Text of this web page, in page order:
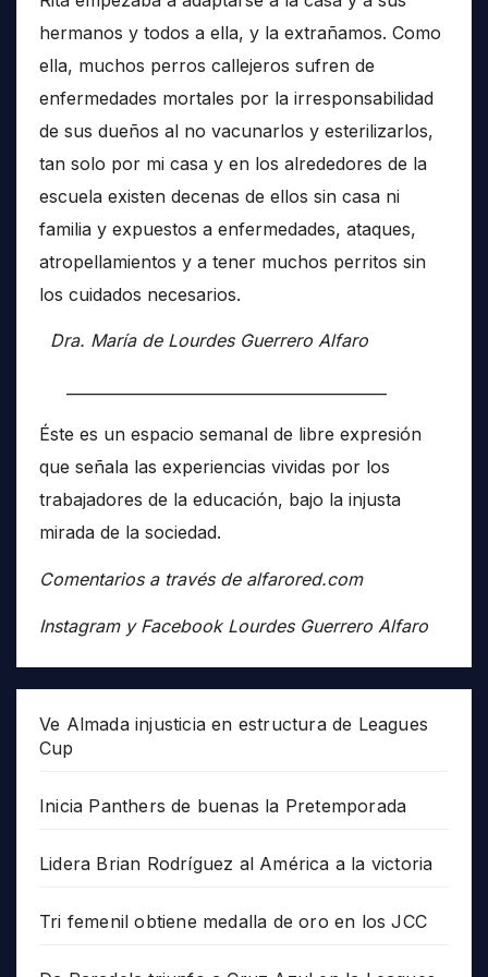
hermanos y todos a ella, y la extrañamos. Como
ella, muchos perros callejeros sufren de
enfermedades mortales por la irresponsabilidad
de sus dueños al no vacunarlos y esterilizarlos,
tan solo por mi casa y en los alrededores de la
escuela existen decenas de ellos sin casa ni
familia y expuestos a enfermedades, ataques,
atropellamientos y a tener muchos perritos sin
los cuidados necesarios.
Dra. María de Lourdes Guerrero Alfaro
Éste es un espacio semanal de libre expresión
que señala las experiencias vividas por los
trabajadores de la educación, bajo la injusta
mirada de la sociedad.
Comentarios a través de alfarored.com
Instagram y Facebook Lourdes Guerrero Alfaro
Ve Almada injusticia en estructura de Leagues
Cup
Inicia Panthers de buenas la Pretemporada
Lidera Brian Rodríguez al América a la victoria
Tri femenil obtiene medalla de oro en los JCC